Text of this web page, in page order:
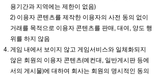
용기간과 지역에는 제한이 없음)
2) 이용자 콘텐츠를 제작한 이용자의 사전 동의 없이
거래를 목적으로 이용자 콘텐츠를 판매, 대여, 양도 행
위를 하지 않음
게임 내에서 보이지 않고 게임서비스와 일체화되지
않은 회원의 이용자 콘텐츠(예컨대, 일반게시판 등에
서의 게시물)에 대하여 회사는 회원의 명시적인 동의